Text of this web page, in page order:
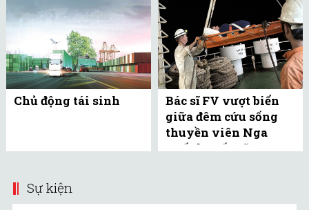
Chủ động tái sinh
Bác sĩ FV vượt biển
giữa đêm cứu sống
thuyền viên Nga
xuất huyết não
Sự kiện